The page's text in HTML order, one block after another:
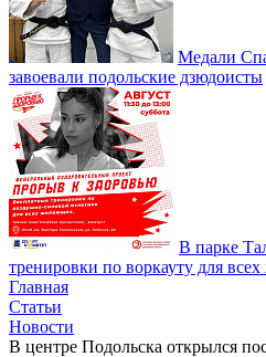
Медали
завоевали подольские дзюдоисты
В парке
тренировки по воркауту для
Главная
Статьи
Новости
В центре Подольска открылся